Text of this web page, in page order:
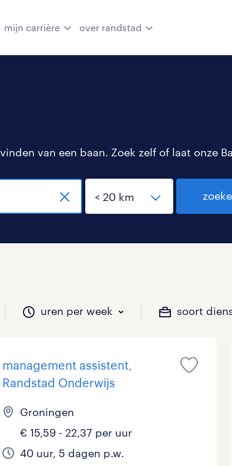
mijn carrière over randstad
van een baan. Zoek zelf of laat onze
uren per week soort
werken?
Beveiliging
Chauffeurs
Geen 0
LBO, MAVO, VMBO 0
werken?
9 - 16 uur 0
33 - 36 uur 0
jij willen?
Tijdelijk 2
management assistent,
Randstad Onderwijs
Groningen
€ 15,59 - 22,37 per uur
40 uur, 5 dagen p.w.